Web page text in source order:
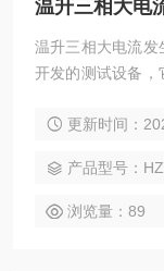
温升三相大电
温升三相大电流发
开发的测试设备，
耗、大容量的自
动机保护器，接
保护屏校验。
更新时间：
产品型号：
浏览量：89